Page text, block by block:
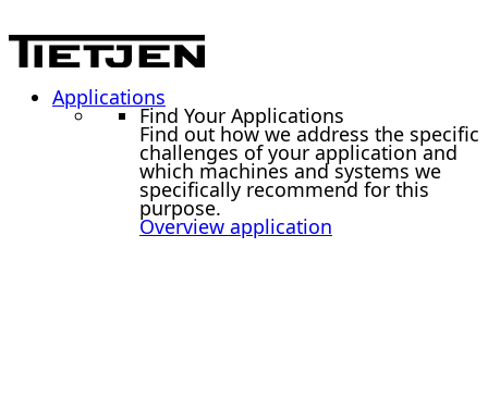
Applications
Find Your Applications
Find out how we address the specific
challenges of your application and
which machines and systems we
specifically recommend for this
purpose.
Overview application